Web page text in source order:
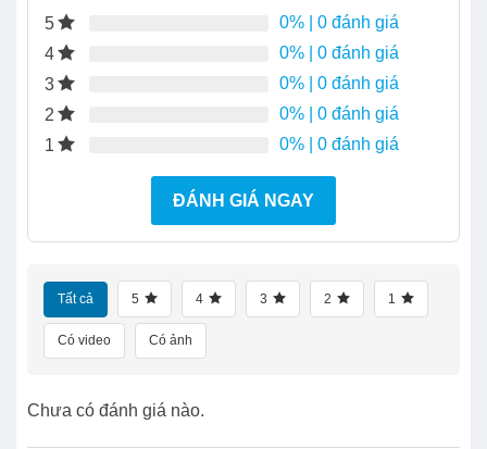
5 0% | 0 đánh giá
4
0% | 0 đánh giá
3
0% | 0 đánh giá
2
0% | 0 đánh giá
1
0% | 0 đánh giá
ĐÁNH GIÁ NGAY
Tất cả 5 4 3 2 1
Có video Có ảnh
Chưa có đánh giá nào.